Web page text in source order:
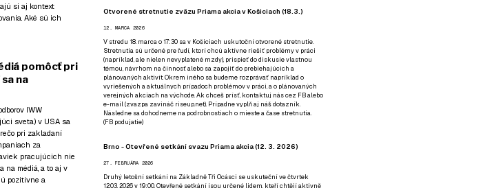
si aj kontext
Aké sú ich
pomôcť pri
na
IWW
sveta) v USA sa
pri zakladaní
za
pracujúcich nie
na médiá, a to aj v
pozitívne a
Otvorené stretnutie zväzu Priama akcia v Košiciach (18.3.)
12. MARCA 2026
V stredu 18. marca o 17:30 sa v Košiciach uskutoční otvorené stretnutie.
Stretnutia sú určené pre ľudí, ktorí chcú aktívne riešiť problémy v práci
(napríklad, ale nielen nevyplatené mzdy), prispieť do diskusie vlastnou
témou, návrhom na činnosť alebo sa zapojiť do prebiehajúcich a
plánovaných aktivít. Okrem iného sa budeme rozprávať napríklad o
vyriešených a aktuálnych prípadoch problémov v práci, a o plánovaných
verejných akciach na východe. Ak chceš prísť, kontaktuj nás cez FBalebo
e-mail (zvazpa zavináč riseup.net). Prípadnevyplň aj náš dotazník.
Následne sa dohodneme na podrobnostiach o mieste a čase stretnutia.
(FB podujatie)
Brno - Otevřené setkání svazu Priama akcia (12. 3. 2026)
27. FEBRUÁRA 2026
Druhý letošní setkání na Základně Tři Ocásci se uskuteční ve čtvrtek
12.03. 2026 v 19:00. Otevřené setkání jsou určené lidem, kteří chtějí aktivně